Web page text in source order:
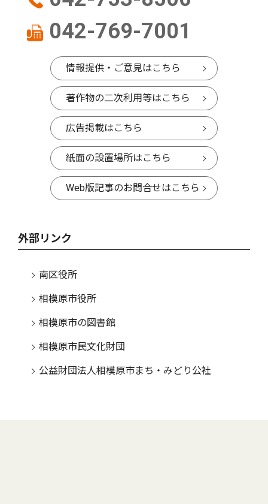
042-769-7001
情報提供・ご意見はこちら
著作物の二次利用等はこちら
広告掲載はこちら
紙面の設置場所はこちら
Web版記事のお問合せはこちら
外部リンク
南区役所
相模原市役所
相模原市の図書館
相模原市民文化財団
公益財団法人相模原市まち・みどり公社